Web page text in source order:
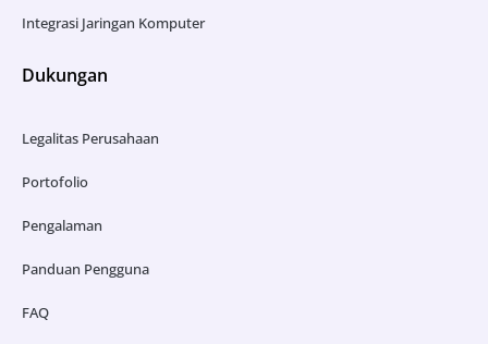
Integrasi Jaringan Komputer
Dukungan
Legalitas Perusahaan
Portofolio
Pengalaman
Panduan Pengguna
FAQ